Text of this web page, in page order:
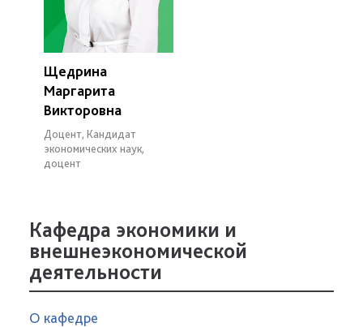
Щедрина
Маргарита
Викторовна
Доцент, Кандидат
экономических наук,
доцент
Кафедра экономики и
внешнеэкономической
деятельности
О кафедре